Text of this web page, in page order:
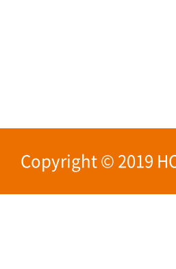
Copyright © 2019